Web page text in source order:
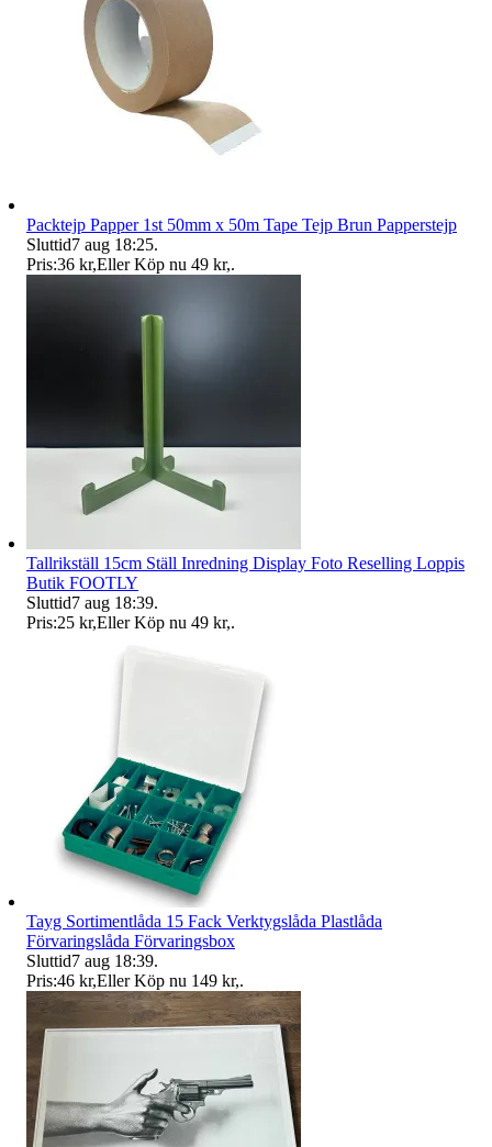
Packtejp Papper 1st 50mm x 50m Tape Tejp Brun Papperstejp
Sluttid7 aug 18:25.
Pris:36 kr,Eller Köp nu 49 kr,.
Tallrikställ 15cm Ställ Inredning Display Foto Reselling Loppis
Butik FOOTLY
Sluttid7 aug 18:39.
Pris:25 kr,Eller Köp nu 49 kr,.
Tayg Sortimentlåda 15 Fack Verktygslåda Plastlåda
Förvaringslåda Förvaringsbox
Sluttid7 aug 18:39.
Pris:46 kr,Eller Köp nu 149 kr,.